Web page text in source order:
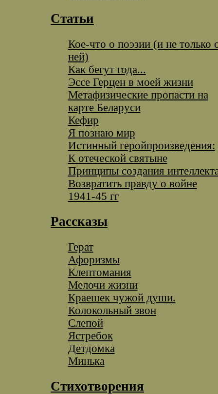
Статьи
Кое-что о поэзии (и не только
ней)
Как бегут года...
Эссе Герцен в моей жизни
Метафизические пропасти на
карте Беларуси
Кефир
Я познаю мир
Истинный геройпроизведения:
К отеческой святыне
Принципы создания
Возвратить правду о войне
1941-45 гг
Рассказы
Герат
Афоризмы
Клептомания
Мелочи жизни
Краешек чужой души.
Колокольный звон
Слепой
Ястребок
Детдомка
Минька
Стихотворения